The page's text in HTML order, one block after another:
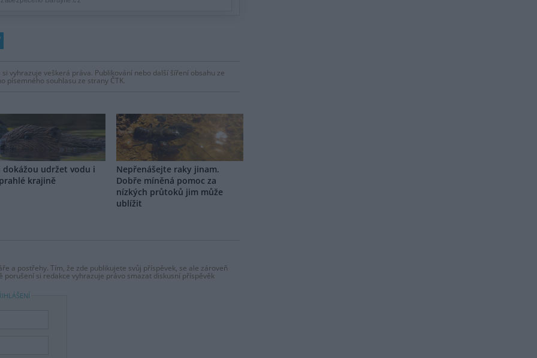
vyhrazuje veškerá práva. Publikování nebo další šíření obsahu ze
písemného souhlasu ze strany ČTK.
dokážou udržet vodu i
krajině
Nepřenášejte raky jinam.
Dobře míněná pomoc za
nízkých průtoků jim může
ublížit
a postřehy. Tím, že zde publikujete svůj příspěvek, se ale zároveň
porušení si redakce vyhrazuje právo smazat diskusní příspěvěk